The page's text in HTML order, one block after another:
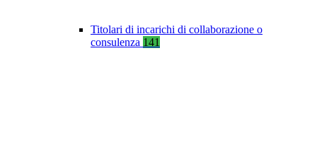
Titolari di incarichi di collaborazione o
consulenza 141